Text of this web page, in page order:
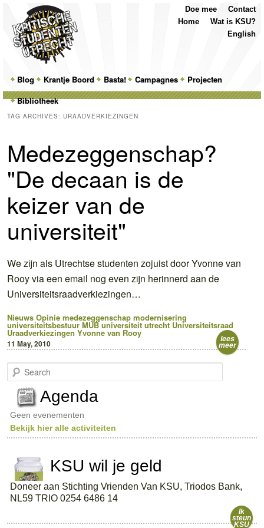
MainSkip
to
primary
content
Skip
to
secondary
content
Blog Krantje Boord Basta! Campagnes
Projecten
Bibliotheek
Contact
Doe mee
Wat is KSU?
Home
English
TAG ARCHIVES: URAADVERKIEZINGEN
Medezeggenschap?
"De decaan is de
keizer van de
universiteit"
We zijn als Utrechtse studenten zojuist door Yvonne van
Rooy via een email nog even zijn herinnerd aan de
Universiteitsraadverkiezingen…
Nieuws Opinie medezeggenschap modernisering
universiteitsbestuur MUB universiteit utrecht Universiteitsraad
Uraadverkiezingen Yvonne van Rooy
11 May, 2010 lees
meer
e
c
h
Agenda
Geen evenementen
Bekijk hier alle activiteiten
KSU wil je geld
Doneer aan Stichting Vrienden Van KSU, Triodos Bank,
NL59 TRIO 0254 6486 14
Ik
steun
KSU